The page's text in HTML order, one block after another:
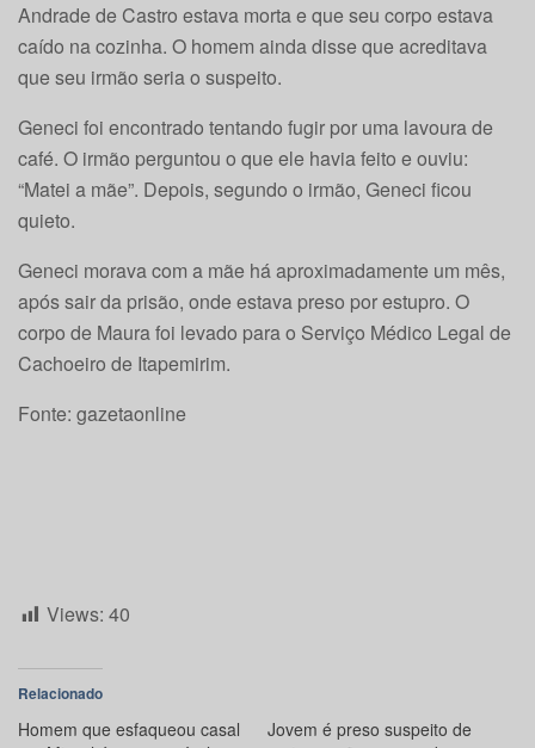
Andrade de Castro estava morta e que seu corpo estava
caído na cozinha. O homem ainda disse que acreditava
que seu irmão seria o suspeito.
Geneci foi encontrado tentando fugir por uma lavoura de
café. O irmão perguntou o que ele havia feito e ouviu:
“Matei a mãe”. Depois, segundo o irmão, Geneci ficou
quieto.
Geneci morava com a mãe há aproximadamente um mês,
após sair da prisão, onde estava preso por estupro. O
corpo de Maura foi levado para o Serviço Médico Legal de
Cachoeiro de Itapemirim.
Fonte: gazetaonline
Views: 40
Relacionado
Homem que esfaqueou casal
Jovem é preso suspeito de